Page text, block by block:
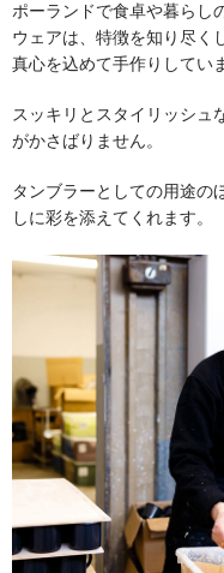
ハー
ポーランドで食卓や暮らし
ウェアは、特徴を知り尽く
真心を込めて手作りしてい
スッキリとスタイリッシュ
がかさばりません。
タンブラーとしての用途の
しに彩を添えてくれます。